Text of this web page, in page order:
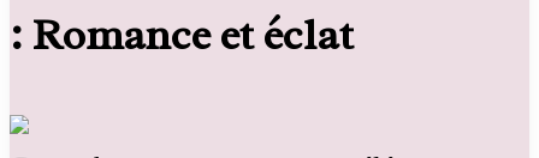
: Romance et éclat